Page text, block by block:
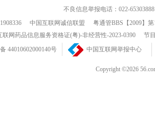
不良信息举报电话：022-65303888
中国互联网诚信联盟
粤通管BBS【2009】
联网药品信息服务资格证(粤)-非经营性-2023-0390
节
44010602000140号
中国互联网举报中心
Copyright ©2026